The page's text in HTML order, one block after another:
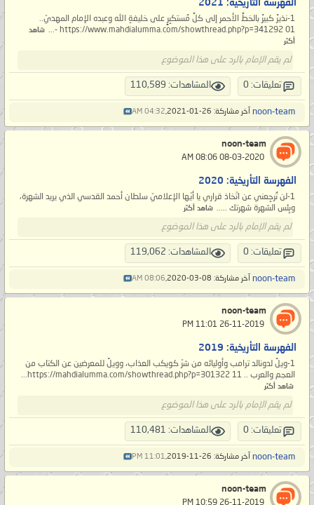
الفهرسة التأريخية: 2021
1-نذيرٌ كبيرٌ بالخطِّ الأحمر إلى كلِّ مُستكبِرٍ على خليفةِ الله وعبده الإمام المهديّ..
https://www.mahdialumma.com/showthread.php?p=341292 01 -...
شاهد
أكثر
لم يقم الإمام بالرد على هذا الموضوع
تعليقات: 0 المشاهدات: 110,589
noon-team آخر مشاركة: 26-01-2021, 04:32 AM
noon-team
الفهرسة التأريخية: 2020
1-لن تُرجِعني عن اتّخاذ قراري يا أيّها الإعلاميّ سلطان أحمد القدسي الذي يريد الشهرة،
وبِئس الشهرة شهرتك ..... شاهد أكثر
لم يقم الإمام بالرد على هذا الموضوع
تعليقات: 0 المشاهدات: 119,062
noon-team آخر مشاركة: 08-03-2020, 08:06 AM
noon-team
الفهرسة التأريخية: 2019
1-ويلٌ لدونالد ترامب وأوليائه من شرّ كويكب العذاب، وويلٌ للمعرضين عن الكتاب من
العجم والعرب .. https://mahdialumma.com/showthread.php?p=301322 11...
شاهد أكثر
لم يقم الإمام بالرد على هذا الموضوع
تعليقات: 0 المشاهدات: 110,481
noon-team آخر مشاركة: 26-11-2019, 11:01 PM
noon-team